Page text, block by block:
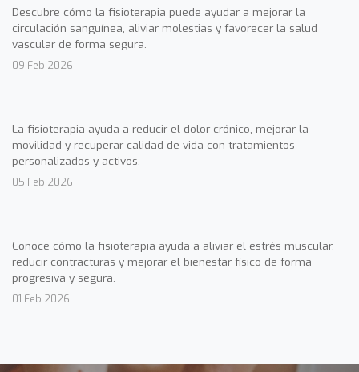
Descubre cómo la fisioterapia puede ayudar a mejorar la
circulación sanguínea, aliviar molestias y favorecer la salud
vascular de forma segura.
09 Feb 2026
La fisioterapia ayuda a reducir el dolor crónico, mejorar la
movilidad y recuperar calidad de vida con tratamientos
personalizados y activos.
05 Feb 2026
Conoce cómo la fisioterapia ayuda a aliviar el estrés muscular,
reducir contracturas y mejorar el bienestar físico de forma
progresiva y segura.
01 Feb 2026